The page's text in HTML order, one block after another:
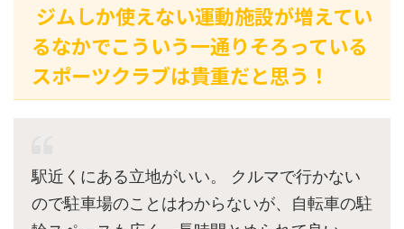
ジムしか使えない運動施設が増えてい
るなかでこういう一通りそろっている
スポーツクラブは貴重だと思う！
駅近くにある立地がいい。 クルマで行かない
ので駐車場のことはわからないが、自転車の駐